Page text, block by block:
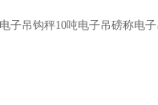
子吊钩秤10吨电子吊磅称电